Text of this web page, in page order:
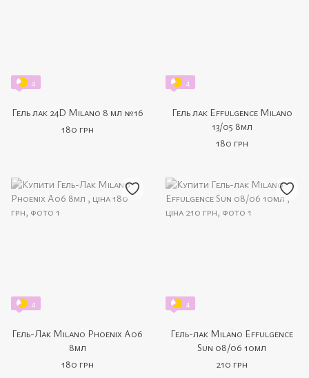
4
Гель лак 24D Milano 8 мл №16
180 грн
4
Гель лак Effulgence Milano
13/05 8мл
180 грн
4
Гель-Лак Milano Phoenix A06
8мл
180 грн
4
Гель-лак Milano Effulgence
Sun 08/06 10мл
210 грн